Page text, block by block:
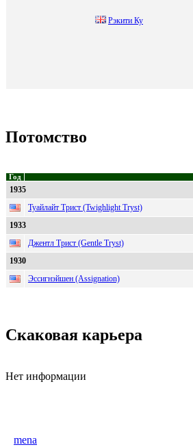
Рэкити Ку
Потомство
Год
1935
Туайлайт Трист (Twighlight Tryst)
1933
Джентл Трист (Gentle Tryst)
1930
Эссигнэйшен (Assignation)
Скаковая карьера
Нет информации
mena